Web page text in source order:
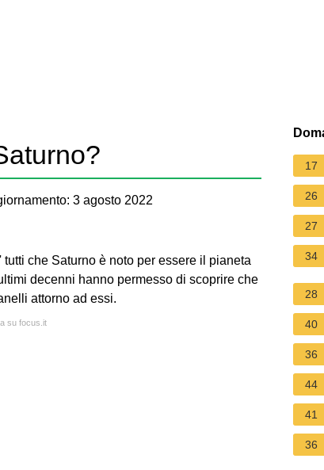
3 agosto 2022
che Saturno è noto per essere il pianeta
decenni hanno permesso di scoprire che
attorno ad essi.
su focus.it
17
26
27
34
28
40
36
44
41
36